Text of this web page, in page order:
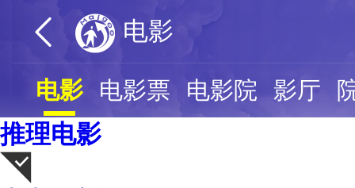
电影
电影 电影票 电影院 影厅
推理电影